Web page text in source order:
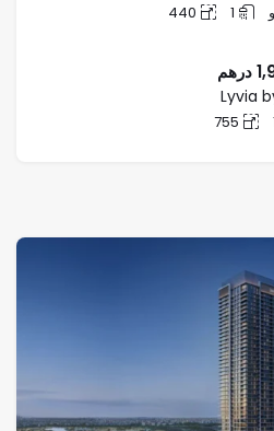
1
440
درهم
Lyvia
755